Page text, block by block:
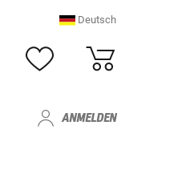
Deutsch
ANMELDEN